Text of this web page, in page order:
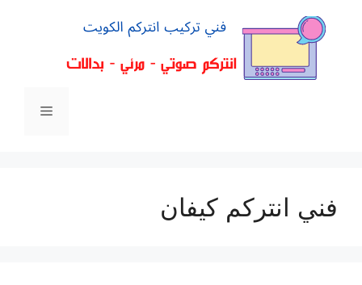
فني انتركم كيفان